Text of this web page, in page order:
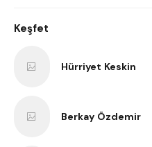
Keşfet
Hürriyet Keskin
Berkay Özdemir